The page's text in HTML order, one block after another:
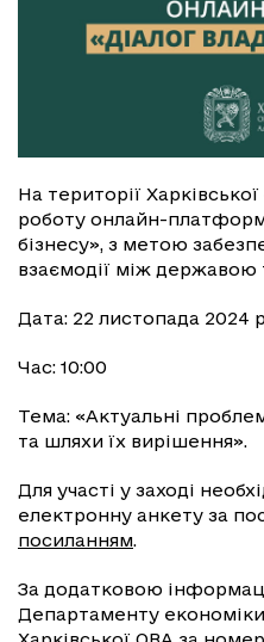
На території
роботу онлайн-
бізнесу», з метою
взаємодії між державою
Дата: 22 листопада 2024
Час: 10:00
Тема: «Актуальні
та шляхи їх вирішення».
Для участі у заході
електронну анкету за
посиланням.
За додатковою
Департаменту